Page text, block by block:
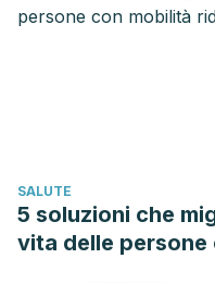
SALUTE
5 soluzioni che
vita delle